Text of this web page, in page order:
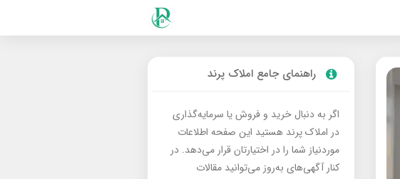
راهنمای جامع املاک پرند
اگر به دنبال خرید و فروش یا سرمایه‌گذاری
در املاک پرند هستید این صفحه اطلاعات
موردنیاز شما را در اختیارتان قرار می‌دهد. در
کنار آگهی‌های به‌روز می‌توانید مقالات